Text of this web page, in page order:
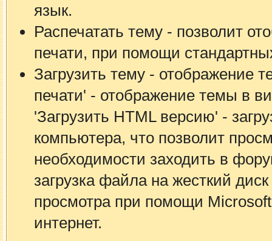
язык.
Распечатать тему - позволит
печати, при помощи
Загрузить тему - отображение
печати' - отображение темы в
'Загрузить HTML версию' -
компьютера, что позволит
необходимости заходить в
загрузка файла на жесткий
просмотра при помощи
интернет.